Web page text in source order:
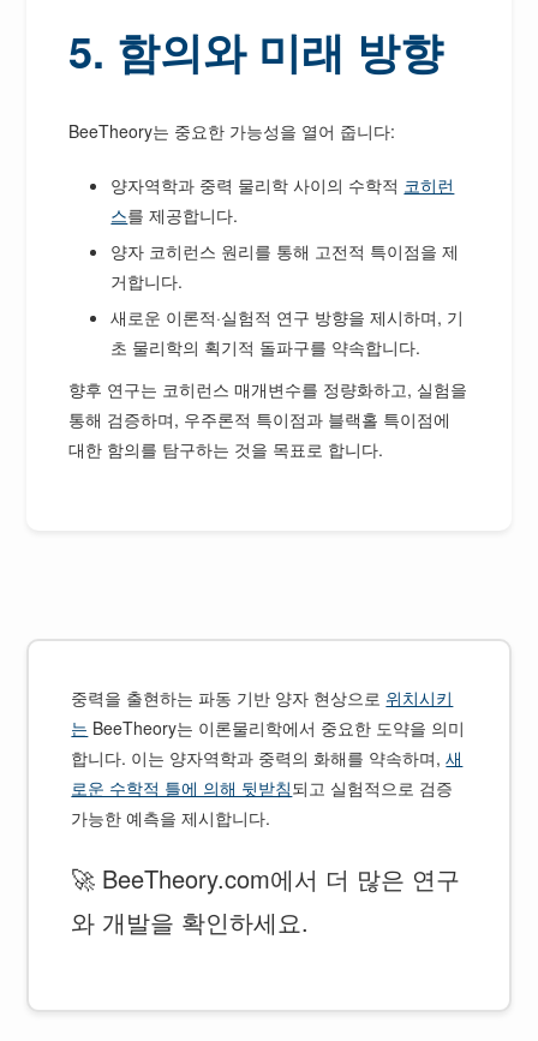
5. 함의와 미래 방향
BeeTheory는 중요한 가능성을 열어 줍니다:
양자역학과 중력 물리학 사이의 수학적 코히런
스를 제공합니다.
양자 코히런스 원리를 통해 고전적 특이점을 제
거합니다.
새로운 이론적·실험적 연구 방향을 제시하며, 기
초 물리학의 획기적 돌파구를 약속합니다.
향후 연구는 코히런스 매개변수를 정량화하고, 실험을
통해 검증하며, 우주론적 특이점과 블랙홀 특이점에
대한 함의를 탐구하는 것을 목표로 합니다.
중력을 출현하는 파동 기반 양자 현상으로 위치시키
는 BeeTheory는 이론물리학에서 중요한 도약을 의미
합니다. 이는 양자역학과 중력의 화해를 약속하며,새
로운 수학적 틀에 의해 뒷받침되고 실험적으로 검증
가능한 예측을 제시합니다.
🚀 BeeTheory.com에서 더 많은 연구
와 개발을 확인하세요.